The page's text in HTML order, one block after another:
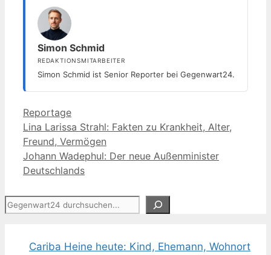
Simon Schmid
REDAKTIONSMITARBEITER
Simon Schmid ist Senior Reporter bei Gegenwart24.
Kategorien
Reportage
Lina Larissa Strahl: Fakten zu Krankheit, Alter,
Freund, Vermögen
Johann Wadephul: Der neue Außenminister
Deutschlands
Suchen
Cariba Heine heute: Kind, Ehemann, Wohnort